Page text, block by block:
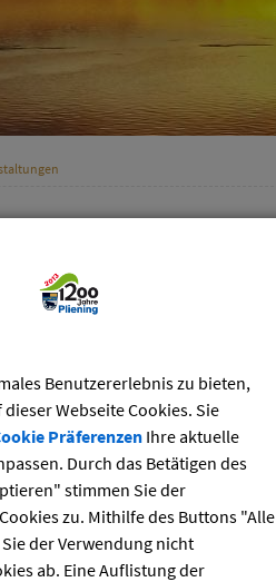
der Vereine
Benutzererlebnis zu bieten,
Webseite Cookies. Sie
PräferenzenIhre aktuelle
Durch das Betätigen des
stimmen Sie der
zu. Mithilfe des Buttons "Alle
der Verwendung nicht
ab. Eine Auflistung der